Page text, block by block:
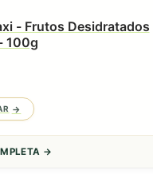
- Frutos Desidratados
100g
→